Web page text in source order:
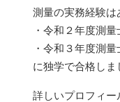
測量の実務経験は
・令和２年度測
・令和３年度測量
に独学で合格しま
詳しいプロフィー